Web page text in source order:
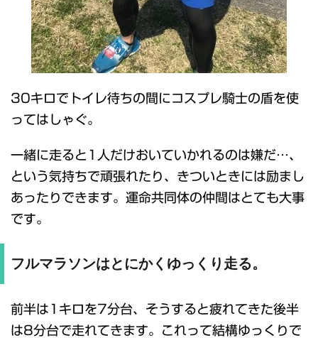
30キロでトイレ待ちの間にコスプレ騎士の盾を使
ってはしゃぐ。
一緒に走ると1人だけおいていかれるのは嫌だ…、
という気持ちで頑張れたり、きついときには励まし
あったりできます。運命共同体の仲間はとても大事
です。
フルマラソンはとにかくゆっくり走る。
前半は1キロを7分台、そうすると疲れてきた後半
は8分台で走れてきます。これって結構ゆっくりで